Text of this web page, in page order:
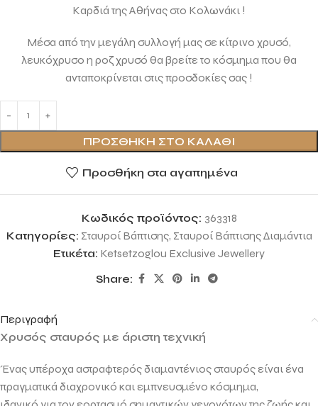
Καρδιά της Αθήνας στο Κολωνάκι !
Μέσα από την μεγάλη συλλογή μας σε κίτρινο χρυσό,
λευκόχρυσο η ροζ χρυσό θα βρείτε το κόσμημα που θα
ανταποκρίνεται στις προσδοκίες σας !
ΠΡΟΣΘΉΚΗ ΣΤΟ ΚΑΛΆΘΙ
Προσθήκη στα αγαπημένα
Κωδικός προϊόντος: 363318
Κατηγορίες: Σταυροί Βάπτισης, Σταυροί Βάπτισης Διαμάντια
Ετικέτα: Ketsetzoglou Exclusive Jewellery
Share:
Περιγραφή
Χρυσός σταυρός με άριστη τεχνική
Ένας υπέροχα αστραφτερός διαμαντένιος σταυρός είναι ένα
πραγματικά διαχρονικό και εμπνευσμένο κόσμημα,